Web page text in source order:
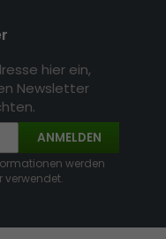
hier ein,
Newsletter
ANMELDEN
werden
verwendet.